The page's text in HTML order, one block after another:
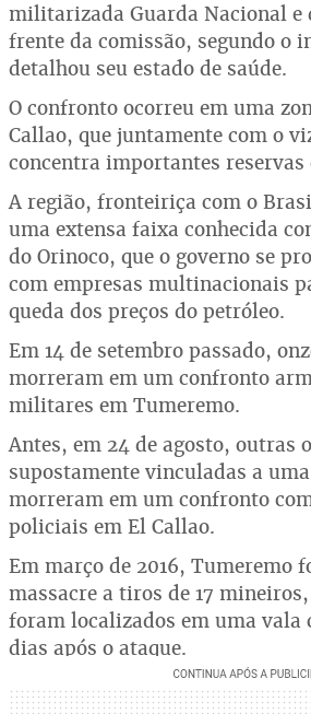
militarizada Guarda Nacional e
frente da comissão, segundo o
detalhou seu estado de saúde.
O confronto ocorreu em uma
Callao, que juntamente com o
concentra importantes reservas
A região, fronteiriça com o
uma extensa faixa conhecida
do Orinoco, que o governo se
com empresas multinacionais
queda dos preços do petróleo.
Em 14 de setembro passado,
morreram em um confronto
militares em Tumeremo.
Antes, em 24 de agosto, outras
supostamente vinculadas a
morreram em um confronto
policiais em El Callao.
Em março de 2016, Tumeremo
massacre a tiros de 17
foram localizados em uma vala
dias após o ataque.